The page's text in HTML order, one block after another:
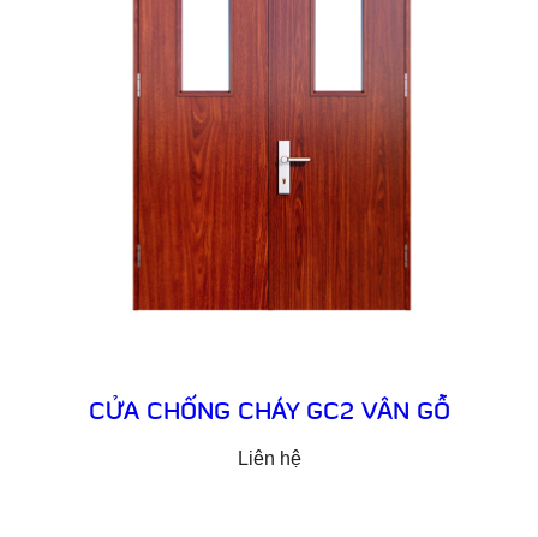
CỬA CHỐNG CHÁY GC2 VÂN GỖ
Liên hệ